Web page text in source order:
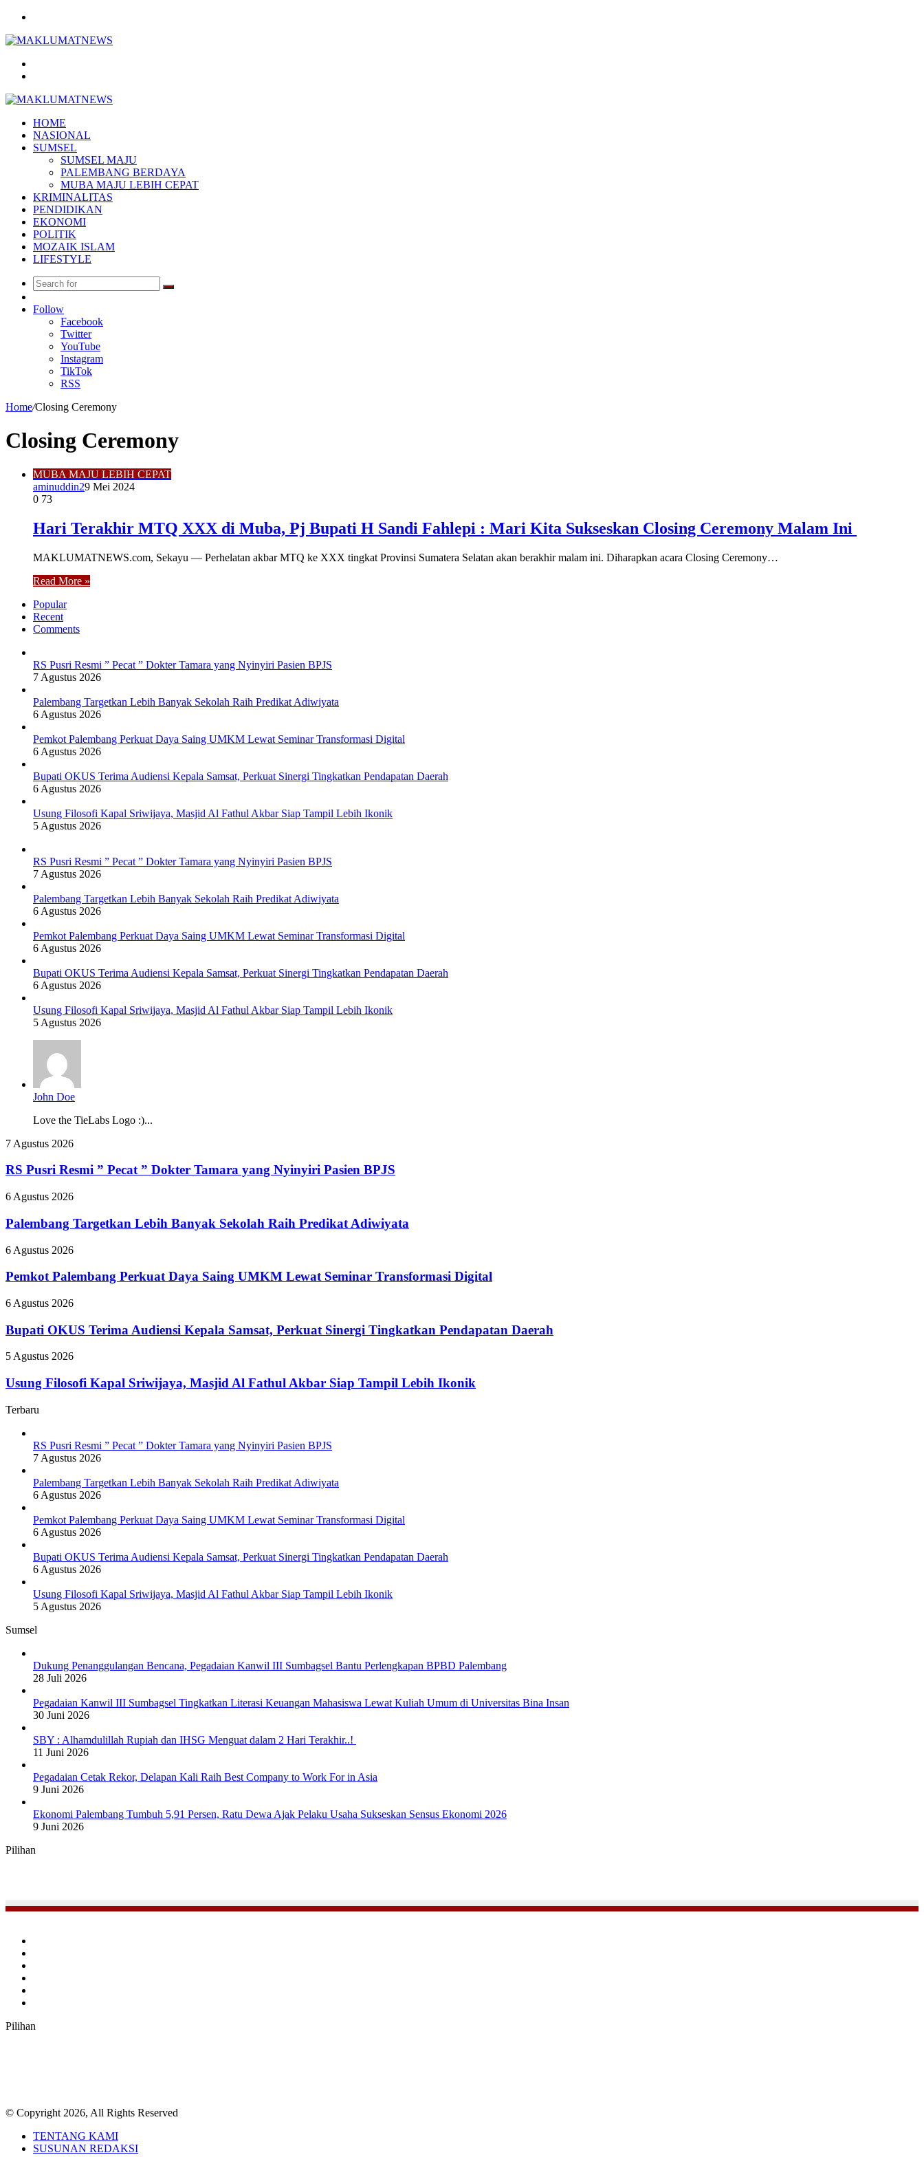
HOME
NASIONAL
SUMSEL
SUMSEL MAJU
PALEMBANG BERDAYA
MUBA MAJU LEBIH CEPAT
KRIMINALITAS
PENDIDIKAN
EKONOMI
POLITIK
MOZAIK ISLAM
LIFESTYLE
Search
Article
Follow
Facebook
Twitter
YouTube
Instagram
TikTok
RSS
Home/Closing Ceremony
Closing Ceremony
MUBA MAJU LEBIH CEPAT
aminuddin29 Mei 2024
0 73
Hari Terakhir MTQ XXX di Muba, Pj Bupati H Sandi Fahlepi : Mari Kita Sukseskan Closing Ceremony Malam Ini
MAKLUMATNEWS.com, Sekayu — Perhelatan akbar MTQ ke XXX tingkat Provinsi Sumatera Selatan akan berakhir malam ini. Diharapkan acara Closing Ceremony…
Read More »
Popular
Recent
Comments
RS Pusri Resmi ” Pecat ” Dokter Tamara yang Nyinyiri Pasien BPJS
7 Agustus 2026
Palembang Targetkan Lebih Banyak Sekolah Raih Predikat Adiwiyata
6 Agustus 2026
Pemkot Palembang Perkuat Daya Saing UMKM Lewat Seminar Transformasi Digital
6 Agustus 2026
Bupati OKUS Terima Audiensi Kepala Samsat, Perkuat Sinergi Tingkatkan Pendapatan Daerah
6 Agustus 2026
Usung Filosofi Kapal Sriwijaya, Masjid Al Fathul Akbar Siap Tampil Lebih Ikonik
5 Agustus 2026
RS Pusri Resmi ” Pecat ” Dokter Tamara yang Nyinyiri Pasien BPJS
7 Agustus 2026
Palembang Targetkan Lebih Banyak Sekolah Raih Predikat Adiwiyata
6 Agustus 2026
Pemkot Palembang Perkuat Daya Saing UMKM Lewat Seminar Transformasi Digital
6 Agustus 2026
Bupati OKUS Terima Audiensi Kepala Samsat, Perkuat Sinergi Tingkatkan Pendapatan Daerah
6 Agustus 2026
Usung Filosofi Kapal Sriwijaya, Masjid Al Fathul Akbar Siap Tampil Lebih Ikonik
5 Agustus 2026
John Doe
Love the TieLabs Logo :)...
RS
Resmi
Pecat
Dokter
Tamara
Nyinyiri
BPJS
7 Agustus 2026
RS Pusri Resmi ” Pecat ” Dokter Tamara yang Nyinyiri Pasien BPJS
Palembang
Lebih
Banyak
Sekolah
Raih
Predikat
Adiwiyata
6 Agustus 2026
Palembang Targetkan Lebih Banyak Sekolah Raih Predikat Adiwiyata
Pemkot
Perkuat
Saing
UMKM
Lewat
Seminar
Digital
6 Agustus 2026
Pemkot Palembang Perkuat Daya Saing UMKM Lewat Seminar Transformasi Digital
Bupati
Terima
Audiensi
Kepala
Samsat,
Perkuat
Sinergi
Pendapatan
6 Agustus 2026
Bupati OKUS Terima Audiensi Kepala Samsat, Perkuat Sinergi Tingkatkan Pendapatan Daerah
Usung
Kapal
Sriwijaya,
Masjid
Al
Fathul
Tampil
5 Agustus 2026
Usung Filosofi Kapal Sriwijaya, Masjid Al Fathul Akbar Siap Tampil Lebih Ikonik
Terbaru
RS Pusri Resmi ” Pecat ” Dokter Tamara yang Nyinyiri Pasien BPJS
7 Agustus 2026
Palembang Targetkan Lebih Banyak Sekolah Raih Predikat Adiwiyata
6 Agustus 2026
Pemkot Palembang Perkuat Daya Saing UMKM Lewat Seminar Transformasi Digital
6 Agustus 2026
Bupati OKUS Terima Audiensi Kepala Samsat, Perkuat Sinergi Tingkatkan Pendapatan Daerah
6 Agustus 2026
Usung Filosofi Kapal Sriwijaya, Masjid Al Fathul Akbar Siap Tampil Lebih Ikonik
5 Agustus 2026
Sumsel
Dukung Penanggulangan Bencana, Pegadaian Kanwil III Sumbagsel Bantu Perlengkapan BPBD Palembang
28 Juli 2026
Pegadaian Kanwil III Sumbagsel Tingkatkan Literasi Keuangan Mahasiswa Lewat Kuliah Umum di Universitas Bina Insan
30 Juni 2026
SBY : Alhamdulillah Rupiah dan IHSG Menguat dalam 2 Hari Terakhir..!
11 Juni 2026
Pegadaian Cetak Rekor, Delapan Kali Raih Best Company to Work For in Asia
9 Juni 2026
Ekonomi Palembang Tumbuh 5,91 Persen, Ratu Dewa Ajak Pelaku Usaha Sukseskan Sensus Ekonomi 2026
9 Juni 2026
Pilihan
Pilihan
© Copyright 2026, All Rights Reserved
TENTANG KAMI
SUSUNAN REDAKSI